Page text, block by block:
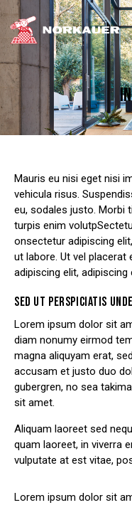
Mauris eu nisi eget nisi
vehicula risus.
eu, sodales justo. Morbi
turpis enim
onsectetur adipiscing
ut labore. Ut vel
adipiscing elit, adipiscing
SED UT PERSPICIATIS
Lorem ipsum dolor sit
diam nonumy eirmod
magna aliquyam erat,
accusam et justo duo
gubergren, no sea
sit amet.
Aliquam laoreet sed
quam laoreet, in viverra
vulputate at est vitae,
Lorem ipsum dolor sit